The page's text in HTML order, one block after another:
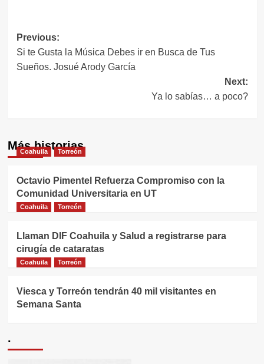
Navegación
de
Previous:
Si te Gusta la Música Debes ir en Busca de Tus
Sueños. Josué Arody García
Next:
Ya lo sabías… a poco?
Más historias
Coahuila Torreón
Octavio Pimentel Refuerza Compromiso con la
Comunidad Universitaria en UT
Coahuila Torreón
Llaman DIF Coahuila y Salud a registrarse para
cirugía de cataratas
Coahuila Torreón
Viesca y Torreón tendrán 40 mil visitantes en
Semana Santa
.